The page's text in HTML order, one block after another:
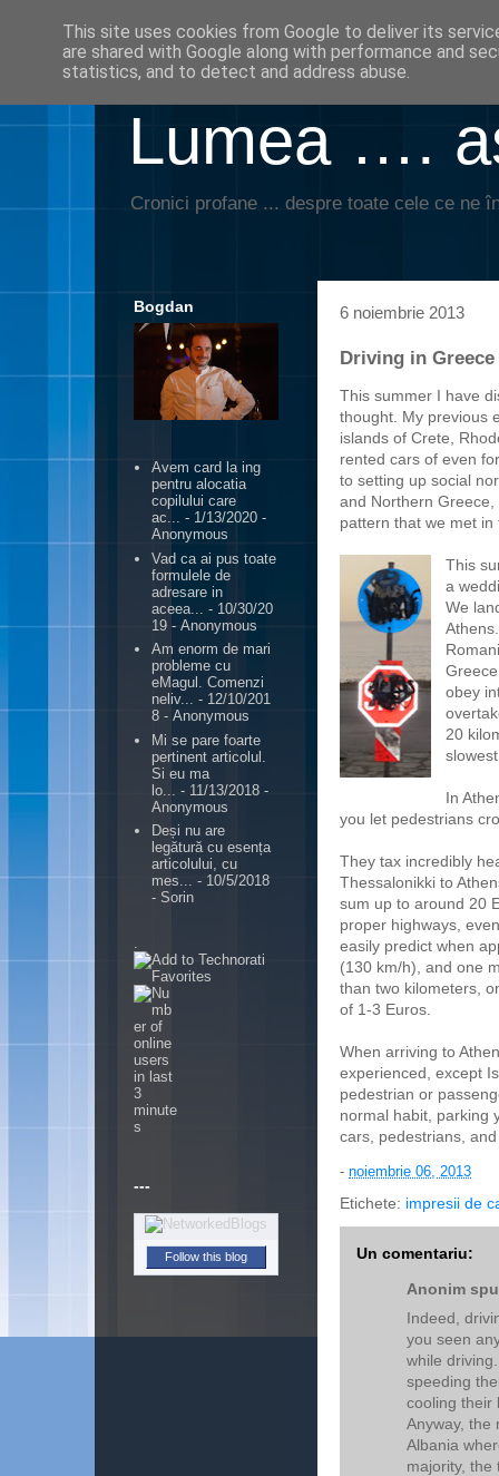
Lumea ….
Cronici profane ... despre toate cele ce ne
6 noiembrie 2013
Driving in Greece
This summer I have
thought. My previous
islands of Crete,
rented cars of even
to setting up social
and Northern
pattern that we met in
This
a
We
obey
20
In
you let pedestrians
They tax incredibly
Thessalonikki to
sum up to around 20
proper highways,
easily predict when
(130 km/h), and one
than two kilometers,
of 1-3 Euros.
When arriving to
experienced, except
pedestrian or
normal habit, parking
cars, pedestrians,
- noiembrie 06, 2013
Etichete: impresii de
Un comentariu:
Anonim
Indeed,
you seen
while
speeding
cooling their
Anyway, the
Albania
majority, the
Bogdan
Avem card la ing
pentru alocatia
copilului care
ac... - 1/13/2020 -
Anonymous
Vad ca ai pus toate
formulele de
adresare in
aceea...
- 10/30/20
19 - Anonymous
Am enorm de mari
probleme cu
eMagul. Comenzi
neliv... - 12/10/201
8 - Anonymous
Mi se pare foarte
pertinent articolul.
Si eu ma
lo...
- 11/13/2018 -
Anonymous
Deși nu are
legătură cu esența
articolului, cu
mes... - 10/5/2018
- Sorin
---
Follow this blog
This site uses cookies from Google to deliver its
are shared with Google along with performance and
statistics, and to detect and address abuse.